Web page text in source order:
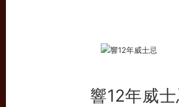
響12年威士忌